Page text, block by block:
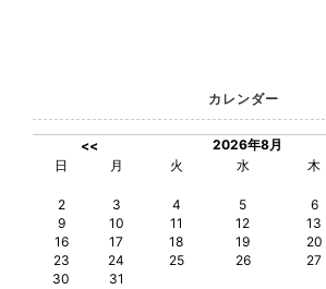
カレンダー
<<
2026年8月
日
月 火 水 木
2
3 4 5 6
9
10 11 12 13
16
17 18 19 20
23
24 25 26 27
30
31